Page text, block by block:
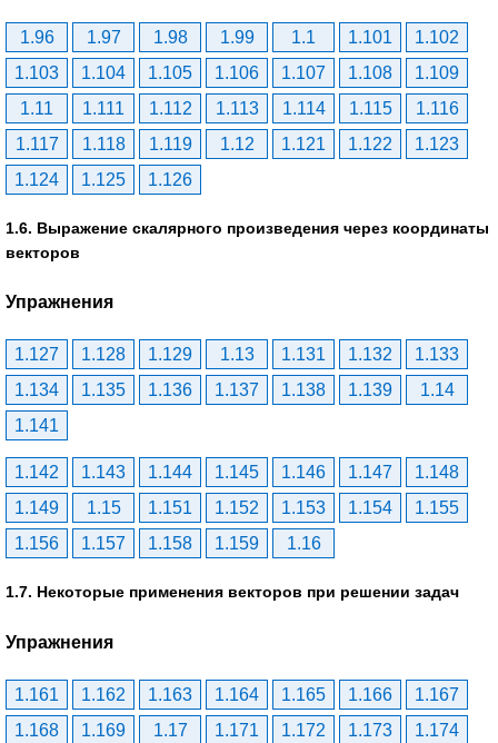
1.96 1.97 1.98 1.99 1.1 1.101
1.102
1.103
1.104 1.105 1.106 1.107 1.108
1.109
1.11
1.111 1.112 1.113 1.114 1.115
1.116
1.117
1.118 1.119 1.12 1.121 1.122
1.123
1.124
1.125 1.126
1.6. Выражение скалярного произведения через координаты
векторов
Упражнения
1.127 1.128 1.129 1.13 1.131 1.132
1.133
1.134
1.135 1.136 1.137 1.138 1.139
1.14
1.141
1.142 1.143 1.144 1.145 1.146 1.147
1.148
1.149
1.15 1.151 1.152 1.153 1.154
1.155
1.156
1.157 1.158 1.159 1.16
1.7. Некоторые применения векторов при решении задач
Упражнения
1.161 1.162 1.163 1.164 1.165 1.166
1.167
1.168
1.169 1.17 1.171 1.172 1.173
1.174